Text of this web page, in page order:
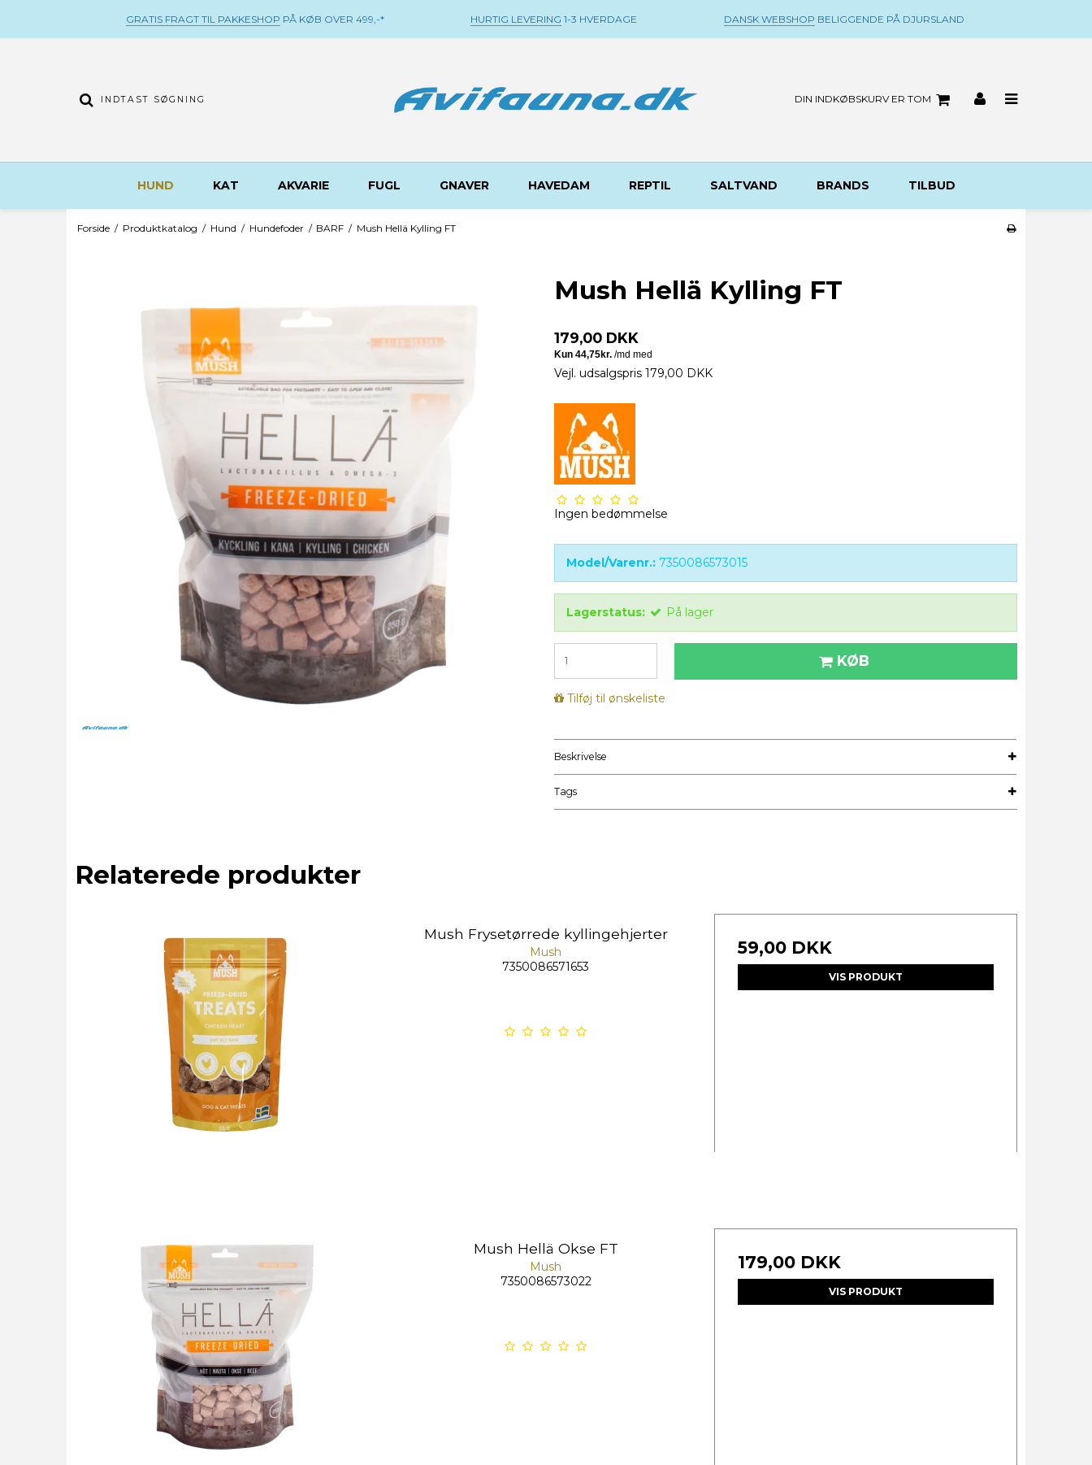
GRATIS FRAGT TIL PAKKESHOP PÅ KØB OVER 499,-* HURTIG LEVERING 1-3 HVERDAGE DANSK WEBSHOP BELIGGENDE PÅ DJURSLAND
DIN INDKØBSKURV ER TOM
HUND KAT AKVARIE FUGL GNAVER HAVEDAM REPTIL SALTVAND BRANDS TILBUD
Forside / Produktkatalog / Hund / Hundefoder / BARF / Mush Hellä Kylling FT
Mush Hellä Kylling FT
179,00 DKK
Vejl. udsalgspris 179,00 DKK
Ingen bedømmelse
Model/Varenr.: 7350086573015
Lagerstatus: På lager
KØB
Tilføj til ønskeliste
Beskrivelse
Tags
Relaterede produkter
Mush Frysetørrede kyllingehjerter
Mush
7350086571653
59,00 DKK
VIS PRODUKT
Mush Hellä Okse FT
Mush
7350086573022
179,00 DKK
VIS PRODUKT